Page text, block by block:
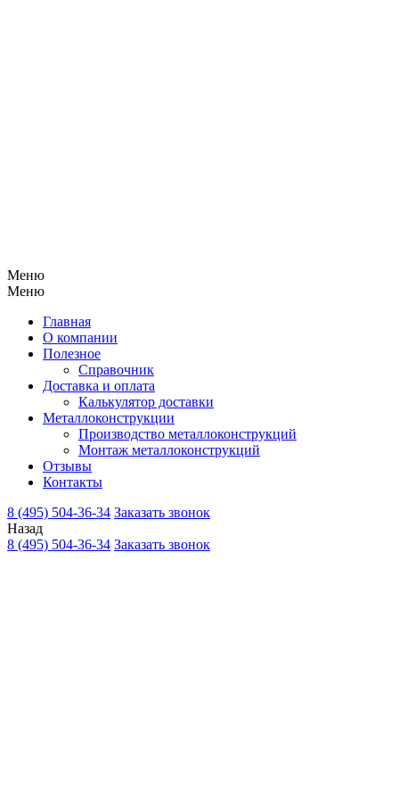
Меню
Меню
Главная
О компании
Полезное
Справочник
Доставка и оплата
Калькулятор доставки
Металлоконструкции
Производство металлоконструкций
Монтаж металлоконструкций
Отзывы
Контакты
8 (495) 504-36-34 Заказать звонок
Назад
8 (495) 504-36-34 Заказать звонок